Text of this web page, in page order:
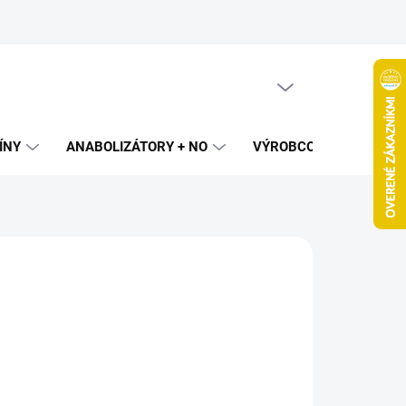
ANABOLIZÁTORY + NO VÝROBCOVIA